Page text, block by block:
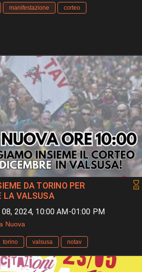
manifestazione corteo
DA TORINO PER
LA VALSUSA
08, 2024, 10:00 AM-01:00 PM
Nuova
torino valsusa notav